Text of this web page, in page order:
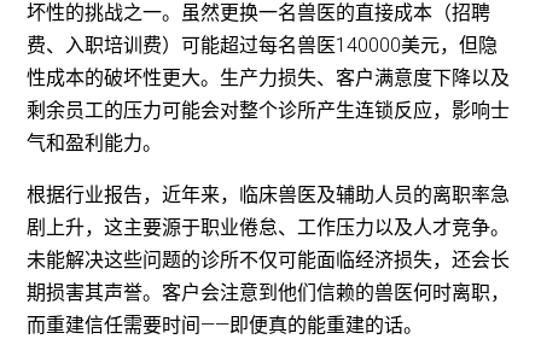
坏性的挑战之一。虽然更换一名兽医的直接成本（招聘
费、入职培训费）可能超过每名兽医140000美元，但隐
性成本的破坏性更大。生产力损失、客户满意度下降以及
剩余员工的压力可能会对整个诊所产生连锁反应，影响士
气和盈利能力。
根据行业报告，近年来，临床兽医及辅助人员的离职率急
剧上升，这主要源于职业倦怠、工作压力以及人才竞争。
未能解决这些问题的诊所不仅可能面临经济损失，还会长
期损害其声誉。客户会注意到他们信赖的兽医何时离职，
而重建信任需要时间——即便真的能重建的话。